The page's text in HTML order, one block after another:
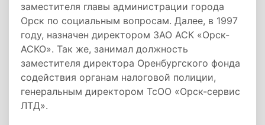
заместителя главы администрации города
Орск по социальным вопросам. Далее, в 1997
году, назначен директором ЗАО АСК «Орск-
АСКО». Так же, занимал должность
заместителя директора Оренбургского фонда
содействия органам налоговой полиции,
генеральным директором ТсОО «Орск-сервис
ЛТД».